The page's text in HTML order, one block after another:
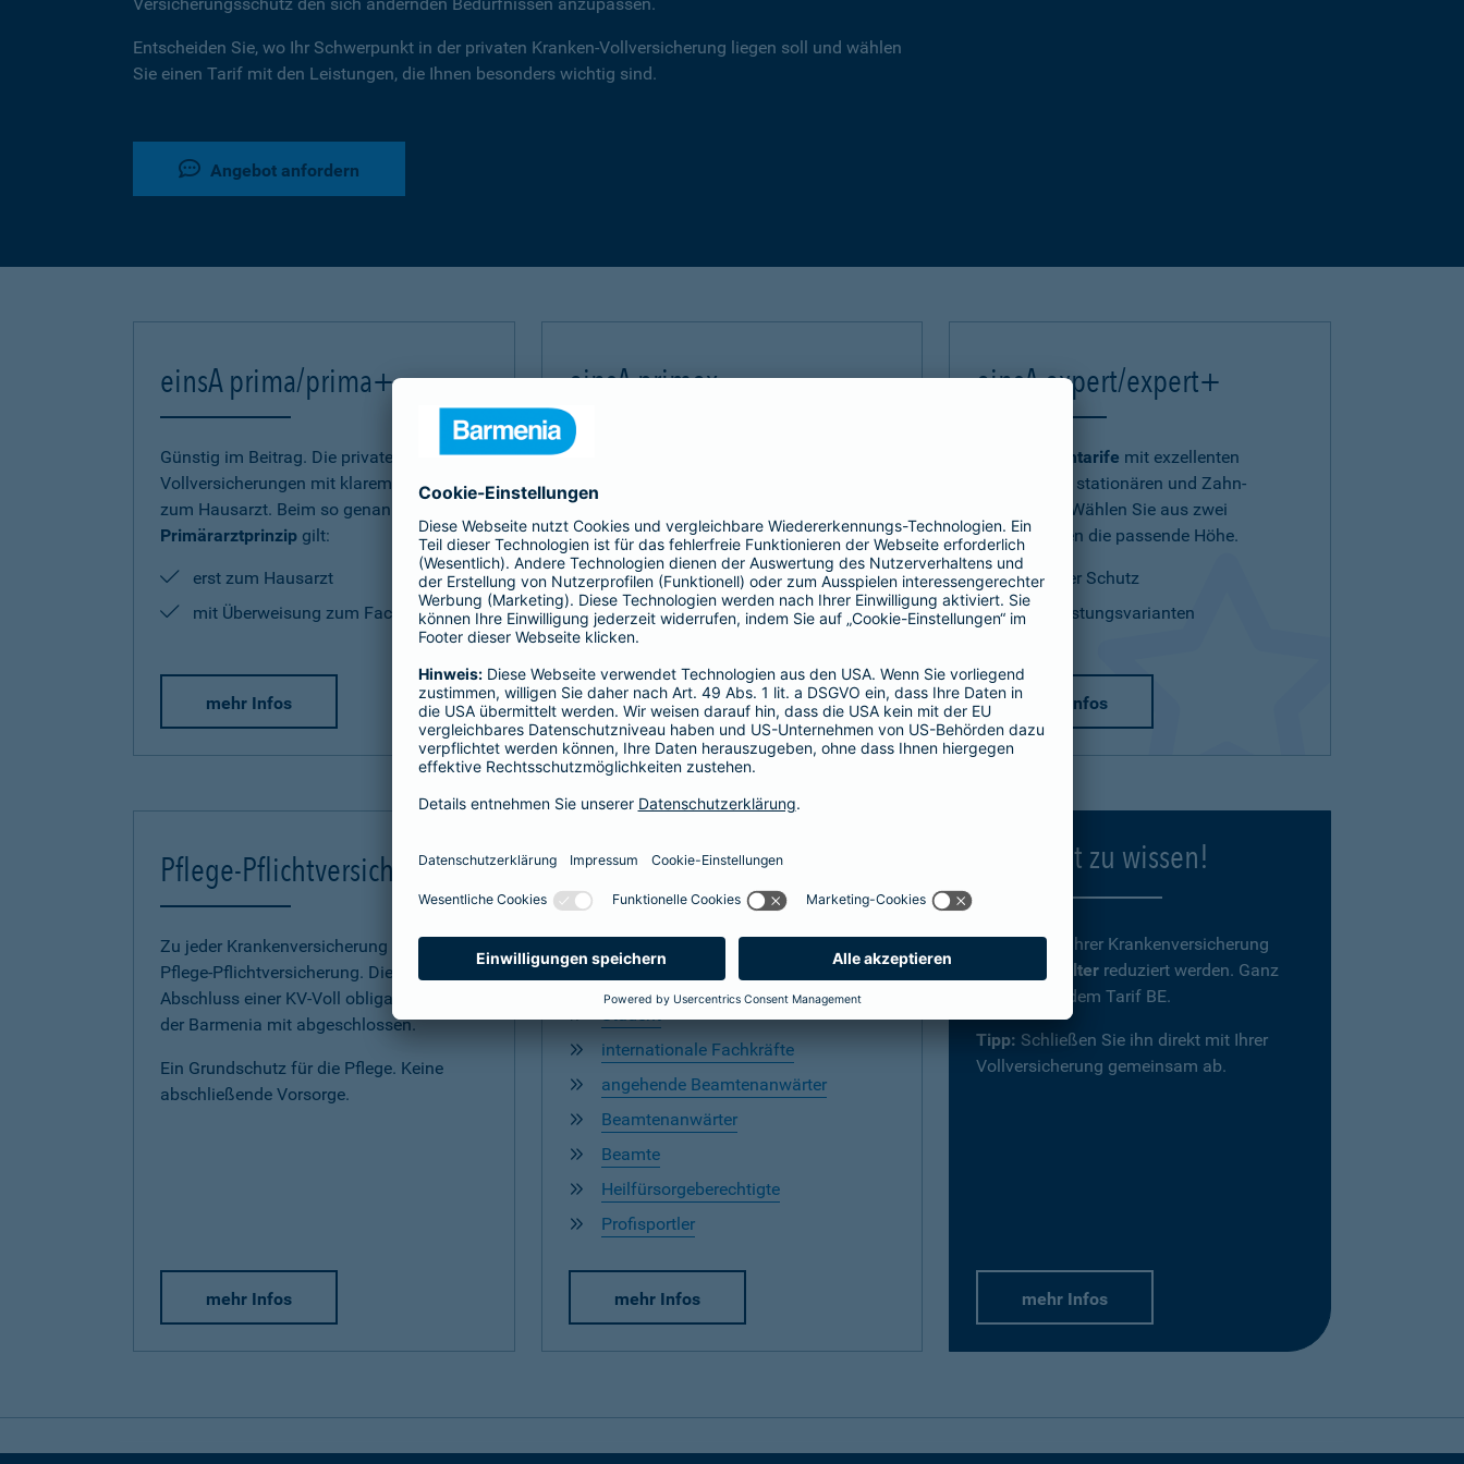
Entscheiden Sie, wo Ihr Schwerpunkt in der privaten Kranken-Vollversicherung liegen soll und wählen
Sie einen Tarif mit den Leistungen, die Ihnen besonders wichtig sind.
Angebot anfordern
einsA prima/prima+
Günstig im Beitrag. Die privaten Kranken-
Vollversicherungen mit klarem Bekenntnis
zum Hausarzt. Beim so genannten
Primärarztprinzip gilt:
erst zum Hausarzt
mit Überweisung zum Facharzt
mehr Infos
einsA primex
Hochwertiger Schutz mit Schwerpunkt auf
Hier entscheiden Sie, ob Hausarzt oder
direkt zum Facharzt.
hochwertige ambulante Leistungen
Basisleistung im stationären Bereich
mehr Infos
einsA expert/expert+
Premiumtarife mit exzellenten
ambulanten, stationären und Zahn-
Leistungen. Wählen Sie aus zwei
Tarifvarianten die passende Höhe.
optimaler Schutz
zwei Leistungsvarianten
mehr Infos
Pflege-Pflichtversicherung
Zu jeder Krankenversicherung gehört eine
Pflege-Pflichtversicherung. Diese wird bei
Abschluss einer KV-Voll obligatorisch bei
der Barmenia mit abgeschlossen.
Ein Grundschutz für die Pflege. Keine
abschließende Vorsorge.
mehr Infos
Spezialtarife
Zahnarzt
Student
internationale Fachkräfte
angehende Beamtenanwärter
Beamtenanwärter
Beamte
Heilfürsorgeberechtigte
Profisportler
mehr Infos
Gut zu wissen!
Beiträgezu Ihrer Krankenversicherung
im Alter reduziert werden. Ganz
einfach mit dem Tarif BE.
Tipp: Schließen Sie ihn direkt mit Ihrer
Vollversicherung gemeinsam ab.
mehr Infos